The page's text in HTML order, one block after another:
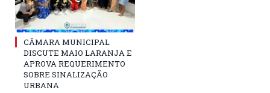
CÂMARA MUNICIPAL
DISCUTE MAIO LARANJA E
APROVA REQUERIMENTO
SOBRE SINALIZAÇÃO
URBANA